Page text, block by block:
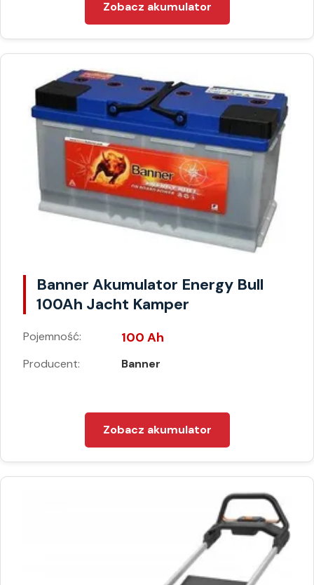
Zobacz akumulator
Banner Akumulator Energy Bull
100Ah Jacht Kamper
Pojemność: 100 Ah
Producent: Banner
Zobacz akumulator